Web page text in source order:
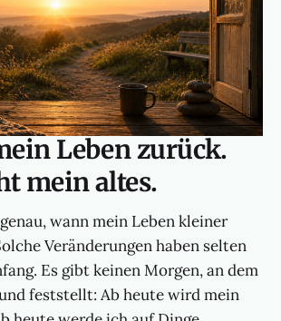
Leben zurück.
mein altes.
wann mein Leben kleiner
Veränderungen haben selten
Es gibt keinen Morgen, an dem
feststellt: Ab heute wird mein